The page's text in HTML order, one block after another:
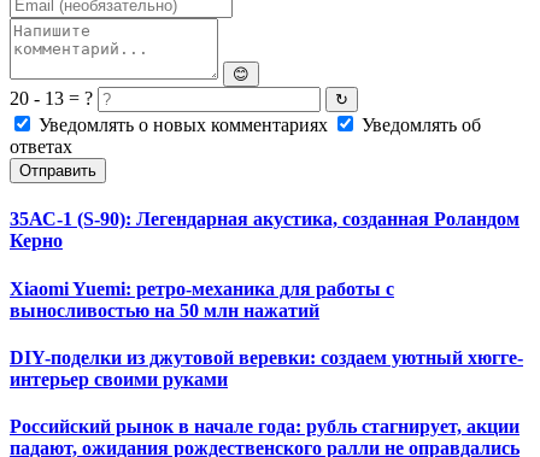
😊
20 - 13 = ? ↻
Уведомлять о новых комментариях
Уведомлять об
ответах
Отправить
35АС-1 (S-90): Легендарная акустика, созданная Роландом
Керно
Xiaomi Yuemi: ретро-механика для работы с
выносливостью на 50 млн нажатий
DIY-поделки из джутовой веревки: создаем уютный хюгге-
интерьер своими руками
Российский рынок в начале года: рубль стагнирует, акции
падают, ожидания рождественского ралли не оправдались